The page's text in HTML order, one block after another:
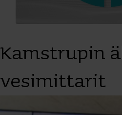
Kamstrupin
vesimittarit